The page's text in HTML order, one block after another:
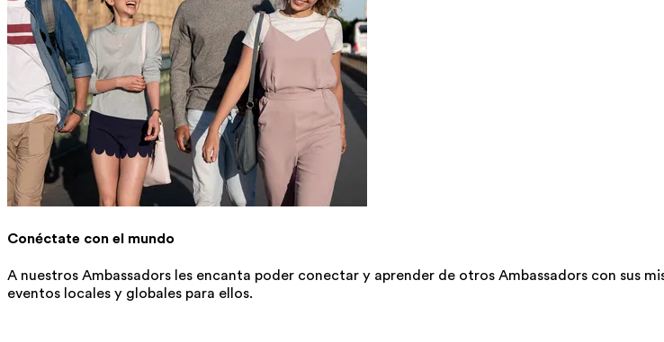
Conéctate con el mundo
A nuestros Ambassadors les encanta poder conectar y aprender de otros Ambassadors con sus
eventos locales y globales para ellos.